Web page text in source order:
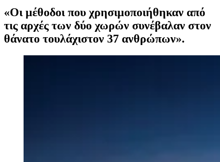
«Οι μέθοδοι που χρησιμοποιήθηκαν από
τις αρχές των δύο χωρών συνέβαλαν στον
θάνατο τουλάχιστον 37 ανθρώπων».